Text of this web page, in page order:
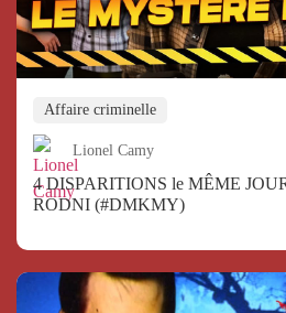
Affaire criminelle
Lionel Camy
4 DISPARITIONS le MÊME
RODNI (#DMKMY)